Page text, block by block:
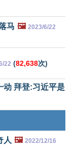
马 🖼️ 2023/6/22
22 (82,638次)
动 拜登:习近平是
人 🖼️ 2022/12/16